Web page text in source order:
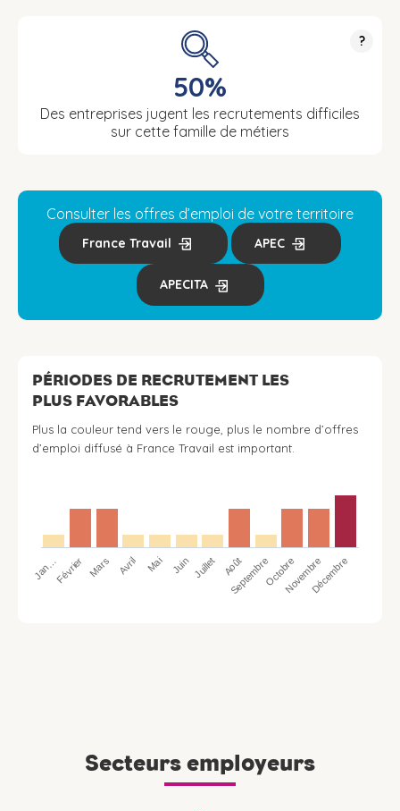
?
50%
Des entreprises jugent les recrutements difficiles
sur cette famille de métiers
Consulter les offres d’emploi de votre territoire
France Travail APEC
APECITA
PÉRIODES DE RECRUTEMENT LES
PLUS FAVORABLES
Plus la couleur tend vers le rouge, plus le nombre d’offres
d’emploi diffusé à France Travail est important.
Jan…Février Mars Avril Mai Juin Juillet Août
SeptembreOctobreNovembreDécembre
Secteurs employeurs